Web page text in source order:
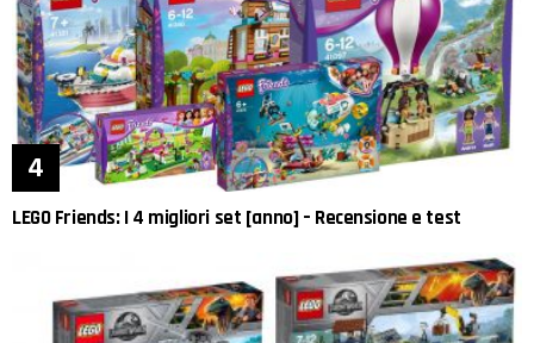
LEGO Friends: I 4 migliori set [anno] – Recensione e test